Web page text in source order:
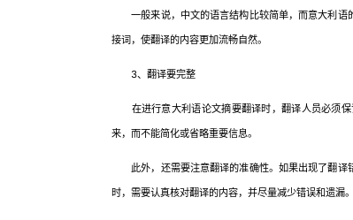
一般来说，中文的语言结构比较简单，而意大利语
接词，使翻译的内容更加流畅自然。
3、翻译要完整
在进行意大利语论文摘要翻译时，翻译人员必须保
来，而不能简化或省略重要信息。
此外，还需要注意翻译的准确性。如果出现了翻译
时，需要认真核对翻译的内容，并尽量减少错误和遗漏。